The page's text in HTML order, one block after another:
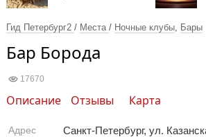
Гид Петербург2 / Места / Ночные клубы, Бары
Бар Борода
17670
Описание Отзывы Карта
Адрес Санкт-Петербург, ул.